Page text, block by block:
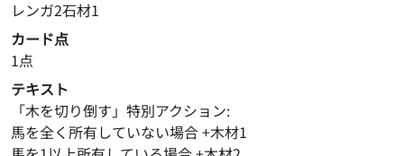
レンガ2石材1
カード点
1点
テキスト
「木を切り倒す」特別アクション:
馬を全く所有していない場合 +木材1